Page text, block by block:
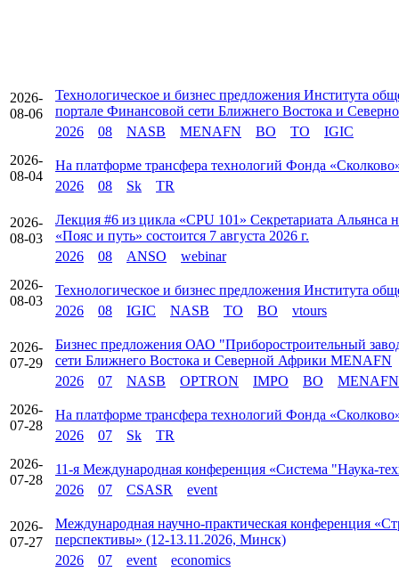
2026-
08-06
Технологическое и бизнес предложения Института
портале Финансовой сети Ближнего Востока и
2026
08 NASB MENAFN BO TO
IGIC
2026-
08-04
На платформе трансфера технологий Фонда
2026
08 Sk TR
2026-
08-03
Лекция #6 из цикла «CPU 101» Секретариата
«Пояс и путь» состоится 7 августа 2026 г.
2026
08 ANSO
webinar
2026-
08-03
Технологическое и бизнес предложения Института
2026
08 IGIC NASB TO BO vtours
2026-
07-29
Бизнес предложения ОАО "Приборостроительный
сети Ближнего Востока и Северной Африки MENAFN
2026
07 NASB OPTRON IMPO BO
MENAFN
2026-
07-28
На платформе трансфера технологий Фонда
2026
07 Sk
TR
2026-
07-28
11-я Международная конференция «Система "Наука-
2026
07 CSASR event
2026-
07-27
Международная научно-практическая конференция
перспективы» (12-13.11.2026, Минск)
2026
07 event
economics